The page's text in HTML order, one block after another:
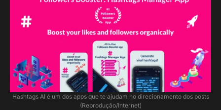
Hashtags AI é um dos apps que te ajudam no direcionamento dos posts
(Reprodução/Internet)